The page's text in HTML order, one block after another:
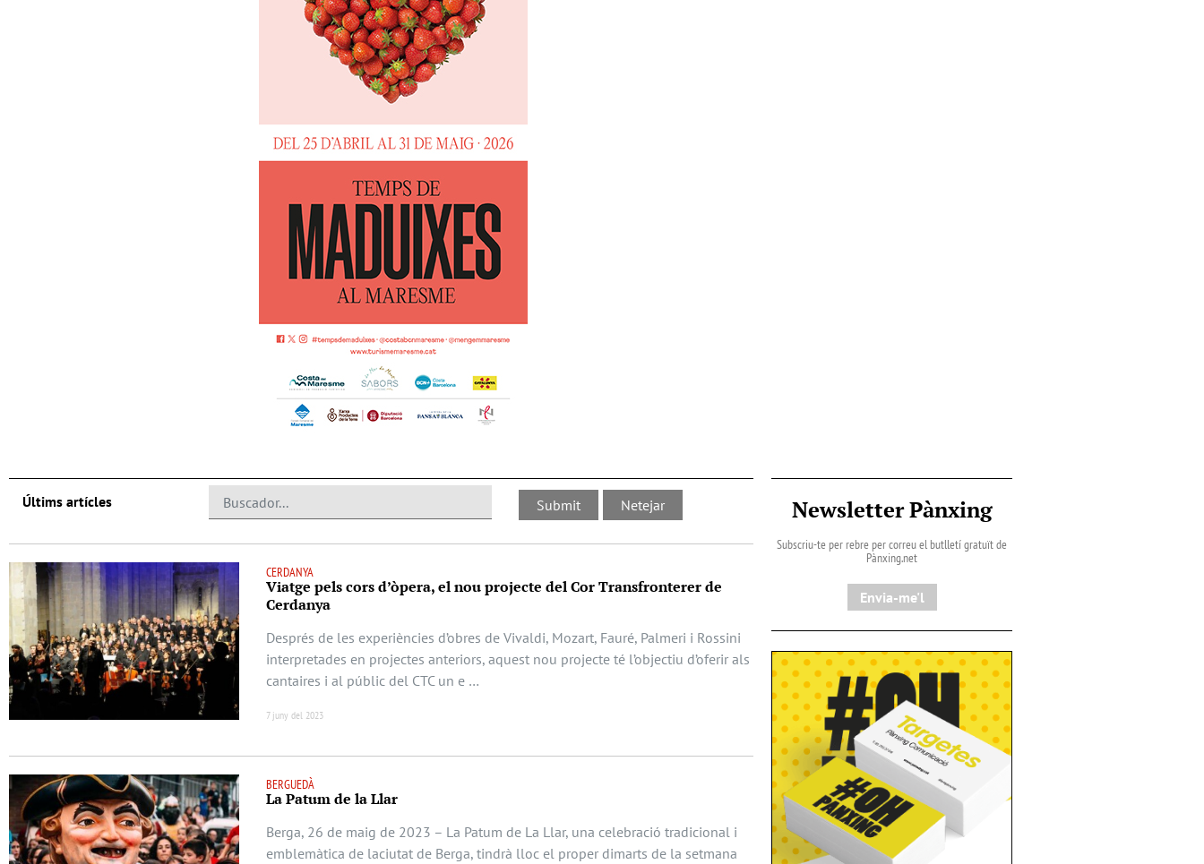
Últims artícles
CERDANYA
Viatge pels cors d’òpera, el nou projecte del Cor Transfronterer de
Cerdanya
Després de les experiències d’obres de Vivaldi, Mozart, Fauré, Palmeri i Rossini
interpretades en projectes anteriors, aquest nou projecte té l’objectiu d’oferir als
cantaires i al públic del CTC un e …
7 juny del 2023
BERGUEDÀ
La Patum de la Llar
Berga, 26 de maig de 2023 – La Patum de La Llar, una celebració tradicional i
emblemàtica de laciutat de Berga, tindrà lloc el proper dimarts de la setmana
Newsletter Pànxing
Subscriu-te per rebre per correu el butlletí gratuït de
Pànxing.net​
Envia-me'l